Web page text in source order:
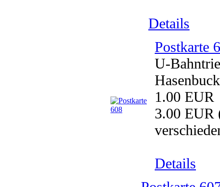
Details
Postkarte
U-
Hasenbuck
1.00 EUR
3.00 EUR
Details